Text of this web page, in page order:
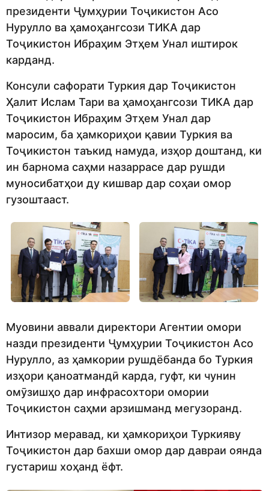
президенти Ҷумҳурии Тоҷикистон Асо
Нурулло ва ҳамоҳангсози ТИКА дар
Тоҷикистон Ибраҳим Этҳем Унал иштирок
карданд.
Консули сафорати Туркия дар Тоҷикистон
Ҳалит Ислам Тари ва ҳамоҳангсози ТИКА дар
Тоҷикистон Ибраҳим Этҳем Унал дар
маросим, ба ҳамкориҳои қавии Туркия ва
Тоҷикистон таъкид намуда, изҳор доштанд, ки
ин барнома саҳми назаррасе дар рушди
муносибатҳои ду кишвар дар соҳаи омор
гузоштааст.
Муовини аввали директори Агентии омори
назди президенти Ҷумҳурии Тоҷикистон Асо
Нурулло, аз ҳамкории рушдёбанда бо Туркия
изҳори қаноатмандӣ карда, гуфт, ки чунин
омӯзишҳо дар инфрасохтори омории
Тоҷикистон саҳми арзишманд мегузоранд.
Интизор меравад, ки ҳамкориҳои Туркияву
Тоҷикистон дар бахши омор дар давраи оянда
густариш хоҳанд ёфт.